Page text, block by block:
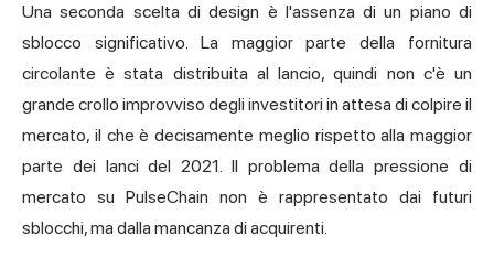
Una seconda scelta di design è l'assenza di un piano di
sblocco significativo. La maggior parte della fornitura
circolante è stata distribuita al lancio, quindi non c'è un
grande crollo improvviso degli investitori in attesa di colpire il
mercato, il che è decisamente meglio rispetto alla maggior
parte dei lanci del 2021. Il problema della pressione di
mercato su PulseChain non è rappresentato dai futuri
sblocchi, ma dalla mancanza di acquirenti.